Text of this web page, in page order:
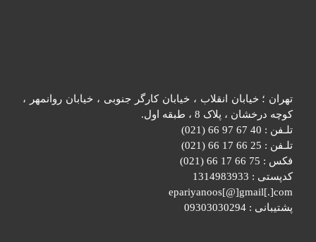
تهران ؛ خیابان انقلاب ، خیابان کارگر جنوبی ، خیابان روانمهر ،
کوچه درخشان ، پلاک 8 ، طبقه اول.
تلـفن : 40 67 97 66 (021)
تلـفن : 25 66 17 66 (021)
فکس : 75 66 17 66 (021)
کدپستی : 1314983933
epariyanoos[@]gmail[.]com
پشتیبانی : 09303030294